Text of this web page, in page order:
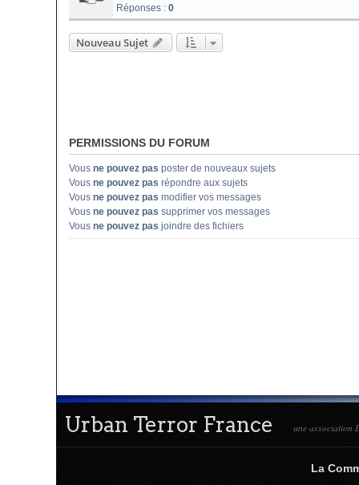
Réponses : 0
Nouveau Sujet
PERMISSIONS DU FORUM
Vous ne pouvez pas poster de nouveaux sujets
Vous ne pouvez pas répondre aux sujets
Vous ne pouvez pas modifier vos messages
Vous ne pouvez pas supprimer vos messages
Vous ne pouvez pas joindre des fichiers
Urban Terror France une association
La